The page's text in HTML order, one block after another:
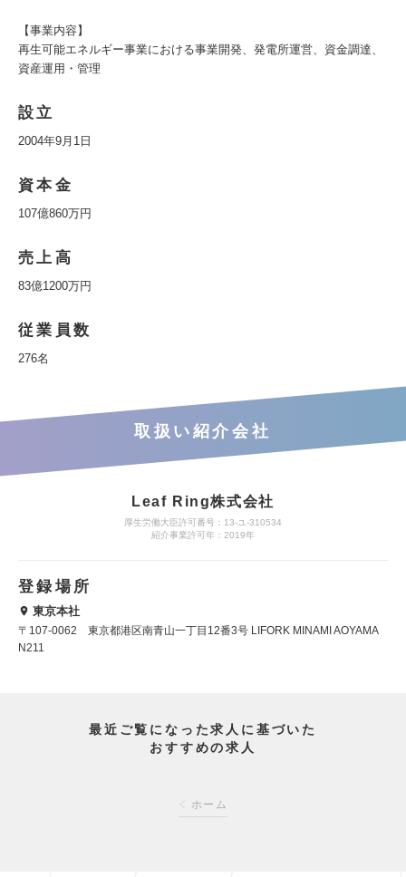
【事業内容】
再生可能エネルギー事業における事業開発、発電所運営、資金調達、
資産運用・管理
設立
2004年9月1日
資本金
107億860万円
売上高
83億1200万円
従業員数
276名
取扱い紹介会社
Leaf Ring株式会社
厚生労働大臣許可番号：13-ユ-310534
紹介事業許可年：2019年
登録場所
東京本社
〒107-0062 東京都港区南青山一丁目12番3号 LIFORK MINAMI AOYAMA
N211
最近ご覧になった求人に基づいた
おすすめの求人
ホーム